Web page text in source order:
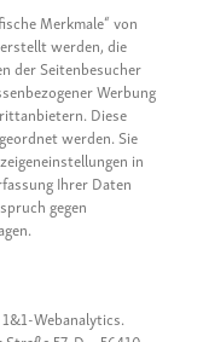
Merkmale“ von
werden, die
der Seitenbesucher
Werbung
Diese
werden. Sie
in
Ihrer Daten
gegen
Webanalytics.